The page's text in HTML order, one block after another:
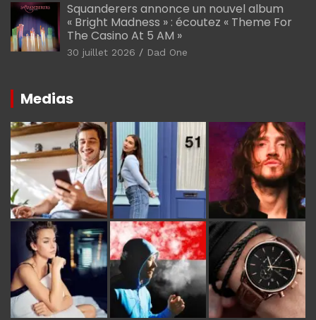
Squanderers annonce un nouvel album
« Bright Madness » : écoutez « Theme For
The Casino At 5 AM »
30 juillet 2026 Dad One
Medias